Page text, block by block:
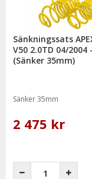
Sänkningssats
V50 2.0TD 04/2004 -
(Sänker 35mm)
Sänker 35mm
2 475 kr